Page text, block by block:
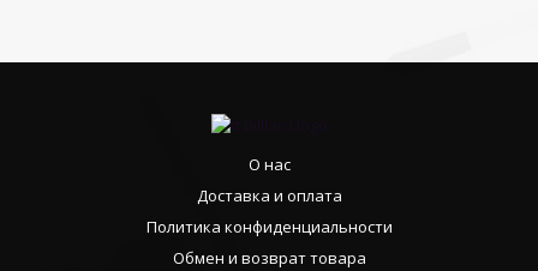
О нас
Доставка и оплата
Политика конфиденциальности
Обмен и возврат товара